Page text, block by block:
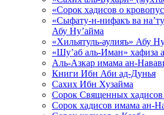
«Сорок хадисов о
«Сыфату-н-нифакъ ва
Абу Ну’айма
«Хильятуль-аулияъ» Абу
«Шу’аб аль-Иман» хафиза
Аль-Азкар имама ан-
Книги Ибн Аби ад-Дунья
Сахих Ибн Хузайма
Сорок Священных хадисов
Сорок хадисов имама ан-